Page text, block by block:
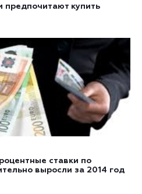
предпочитают купить
ставки по
выросли за 2014 год